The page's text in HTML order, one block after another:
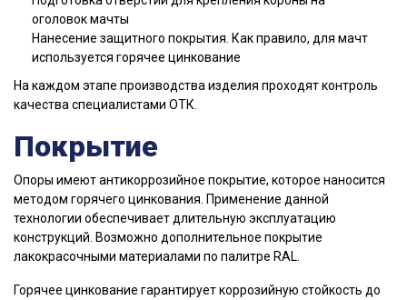
оголовок мачты
Нанесение защитного покрытия. Как правило, для мачт
используется горячее цинкование
На каждом этапе производства изделия проходят контроль
качества специалистами ОТК.
Покрытие
Опоры имеют антикоррозийное покрытие, которое наносится
методом горячего цинкования. Применение данной
технологии обеспечивает длительную эксплуатацию
конструкций. Возможно дополнительное покрытие
лакокрасочными материалами по палитре RAL.
Горячее цинкование гарантирует коррозийную стойкость до